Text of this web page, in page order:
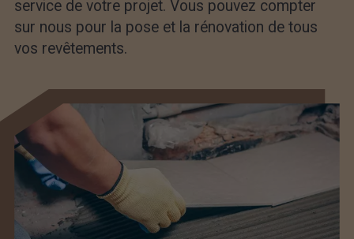
service de votre projet. Vous pouvez compter
sur nous pour la pose et la rénovation de tous
vos revêtements.